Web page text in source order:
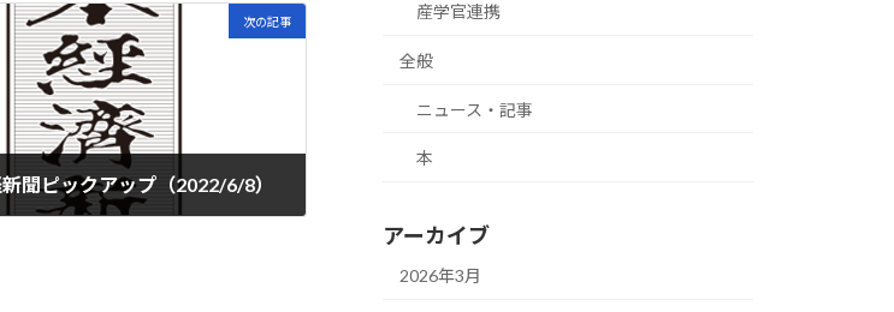
次の記事
聞ピックアップ（2022/6/8）
産学官連携
全般
ニュース・記事
本
アーカイブ
2026年3月